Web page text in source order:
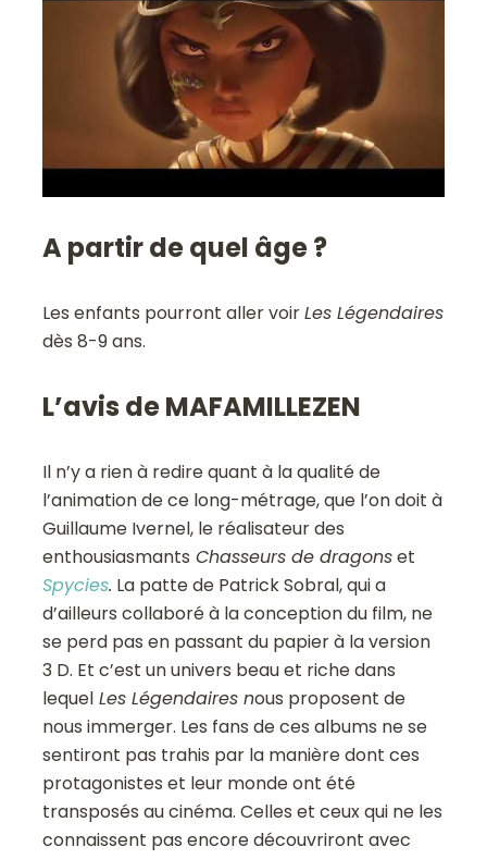
A partir de quel âge ?
Les enfants pourront aller voirLes Légendaires
dès 8-9 ans.
L’avis de MAFAMILLEZEN
Il n’y a rien à redire quant à la qualité de
l’animation de ce long-métrage, que l’on doit à
Guillaume Ivernel, le réalisateur des
enthousiasmants Chasseurs de dragonset
Spycies. La patte de Patrick Sobral, qui a
d’ailleurs collaboré à la conception du film, ne
se perd pas en passant du papier à la version
3 D. Et c’est un univers beau et riche dans
lequel Les Légendaires nous proposent de
nous immerger. Les fans de ces albums ne se
sentiront pas trahis par la manière dont ces
protagonistes et leur monde ont été
transposés au cinéma. Celles et ceux qui ne les
connaissent pas encore découvriront avec